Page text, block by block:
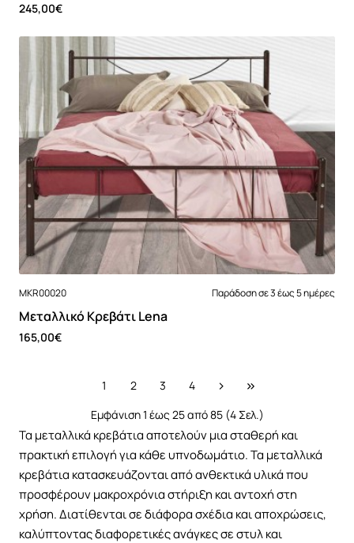
Τα μεταλλικά κρεβάτια αποτελούν μια σταθερή και
πρακτική επιλογή για κάθε υπνοδωμάτιο. Τα μεταλλικά
κρεβάτια κατασκευάζονται από ανθεκτικά υλικά που
προσφέρουν μακροχρόνια στήριξη και αντοχή στη
χρήση. Διατίθενται σε διάφορα σχέδια και αποχρώσεις,
καλύπτοντας διαφορετικές ανάγκες σε στυλ και
245,00€
MKR00020 Παράδοση σε 3 έως 5 ημέρες
Μεταλλικό Κρεβάτι Lena
165,00€
1 2 3
4
Εμφάνιση 1 έως 25 από 85 (4 Σελ.)